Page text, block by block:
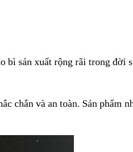
bì sản xuất rộng rãi trong đời
chắn và an toàn. Sản phẩm